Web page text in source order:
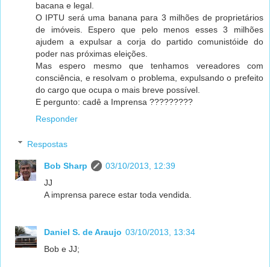
bacana e legal.
O IPTU será uma banana para 3 milhões de proprietários
de imóveis. Espero que pelo menos esses 3 milhões
ajudem a expulsar a corja do partido comunistóide do
poder nas próximas eleições.
Mas espero mesmo que tenhamos vereadores com
consciência, e resolvam o problema, expulsando o prefeito
do cargo que ocupa o mais breve possível.
E pergunto: cadê a Imprensa ?????????
Responder
Respostas
Bob Sharp
03/10/2013, 12:39
JJ
A imprensa parece estar toda vendida.
Daniel S. de Araujo 03/10/2013, 13:34
Bob e JJ;